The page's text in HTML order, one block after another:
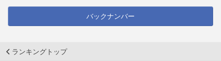
バックナンバー
ランキングトップ